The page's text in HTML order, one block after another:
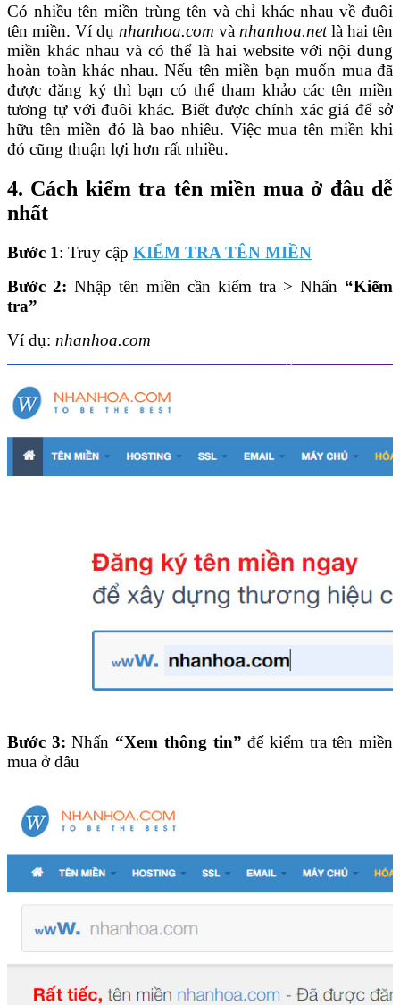
Có nhiều tên miền trùng tên và chỉ khác nhau về đuôi
tên miền. Ví dụ nhanhoa.com và nhanhoa.netlà hai tên
miền khác nhau và có thể là hai website với nội dung
hoàn toàn khác nhau. Nếu tên miền bạn muốn mua đã
được đăng ký thì bạn có thể tham khảo các tên miền
tương tự với đuôi khác. Biết được chính xác giá để sở
hữu tên miền đó là bao nhiêu. Việc mua tên miền khi
đó cũng thuận lợi hơn rất nhiều.
4. Cách kiểm tra tên miền mua ở đâu dễ
nhất
Bước 1: Truy cập KIỂM TRA TÊN MIỀN
Bước 2: Nhập tên miền cần kiểm tra > Nhấn “Kiểm
tra”
Ví dụ: nhanhoa.com
Bước 3: Nhấn “Xem thông tin” để kiểm tra tên miền
mua ở đâu